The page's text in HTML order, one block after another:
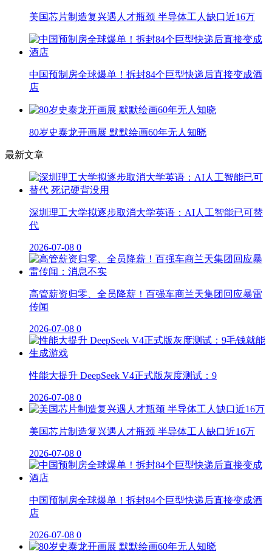
美国芯片制造复兴遇人才瓶颈 半导体工人缺口近16万
中国预制房全球爆单！拆封84个巨型快递后直接变成酒
店
80岁史泰龙开画展 默默绘画60年无人知晓
最新文章
深圳理工大学拟逐步取消大学英语：AI人工智能已可替
代
2026-07-08 0
高管薪资归零、全员降薪！百强车商兰天集团回应暴雷
传闻
2026-07-08 0
性能大提升 DeepSeek V4正式版灰度测试：9
2026-07-08 0
美国芯片制造复兴遇人才瓶颈 半导体工人缺口近16万
2026-07-08 0
中国预制房全球爆单！拆封84个巨型快递后直接变成酒
店
2026-07-08 0